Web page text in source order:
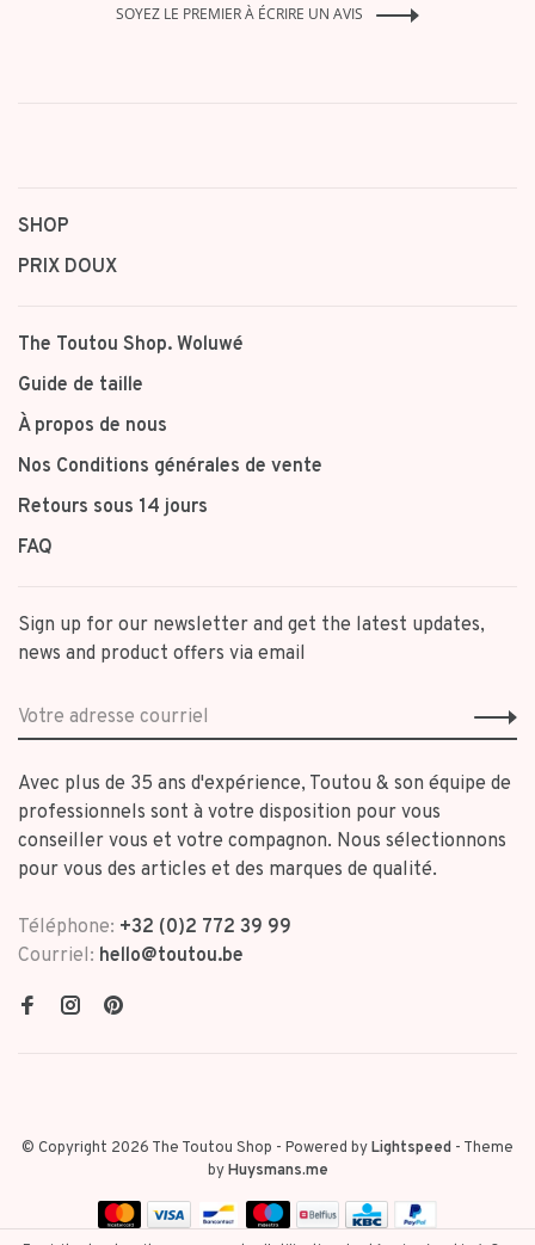
SOYEZ LE PREMIER À ÉCRIRE UN AVIS
SHOP
PRIX DOUX
The Toutou Shop. Woluwé
Guide de taille
À propos de nous
Nos Conditions générales de vente
Retours sous 14 jours
FAQ
Sign up for our newsletter and get the latest updates,
news and product offers via email
Avec plus de 35 ans d'expérience, Toutou & son équipe de
professionnels sont à votre disposition pour vous
conseiller vous et votre compagnon. Nous sélectionnons
pour vous des articles et des marques de qualité.
Téléphone: +32 (0)2 772 39 99
Courriel: hello@toutou.be
© Copyright 2026 The Toutou Shop - Powered byLightspeed - Theme
byHuysmans.me